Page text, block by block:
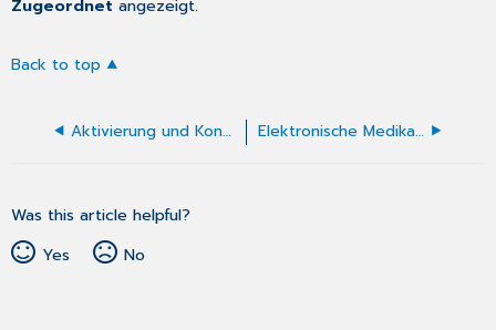
Zugeordnet angezeigt.
Back to top
Aktivierung und Konfiguration des ePA-Moduls Elektronische Medikationsliste (eML)
Was this article helpful?
Yes
No